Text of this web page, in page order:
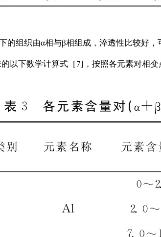
的组织由α相与β相组成，淬透性比较好
以下数学计算式［7]，按照各元素对相